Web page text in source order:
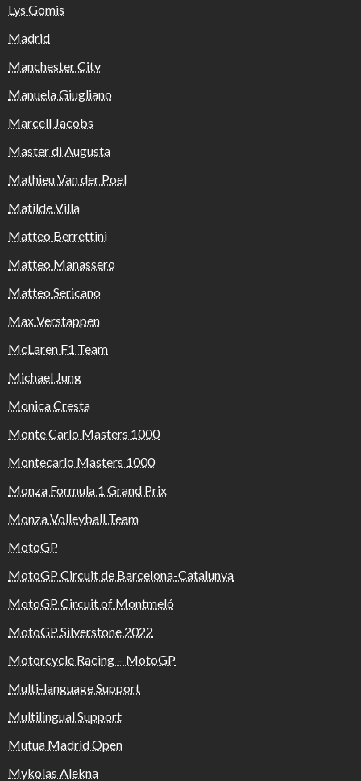
Lys Gomis
Madrid
Manchester City
Manuela Giugliano
Marcell Jacobs
Master di Augusta
Mathieu Van der Poel
Matilde Villa
Matteo Berrettini
Matteo Manassero
Matteo Sericano
Max Verstappen
McLaren F1 Team
Michael Jung
Monica Cresta
Monte Carlo Masters 1000
Montecarlo Masters 1000
Monza Formula 1 Grand Prix
Monza Volleyball Team
MotoGP
MotoGP Circuit de Barcelona-Catalunya
MotoGP Circuit of Montmeló
MotoGP Silverstone 2022
Motorcycle Racing – MotoGP
Multi-language Support
Multilingual Support
Mutua Madrid Open
Mykolas Alekna